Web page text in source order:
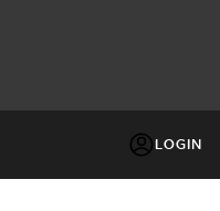
LOGIN